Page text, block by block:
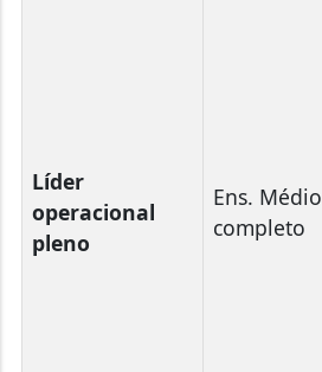
Líder
operacional
pleno
Ens. Médio
completo